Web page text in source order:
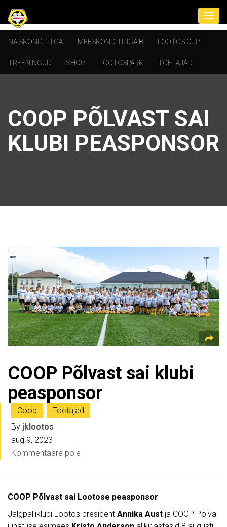
NAISKOND I LIIGA MEESKOND II LIIGA B LOOTOS CUP
TREENINGUD SHOP LOOTOSPARK TOETAJAD
COOP PÕLVAST SAI
KLUBI PEASPONSOR
COOP Põlvast sai klubi
peasponsor
Coop ,
Toetajad
By jklootos
aug 9, 2023
Kommentaare pole
COOP Põlvast sai Lootose peasponsor
Jalgpalliklubi Lootos president Annika Aust ja COOP Põlva